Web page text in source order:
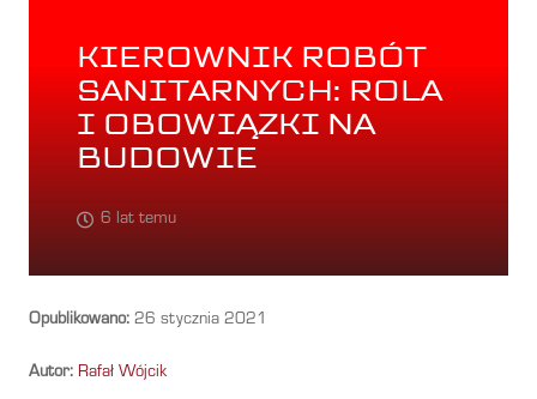
KIEROWNIK ROBÓT
SANITARNYCH: ROLA
I OBOWIĄZKI NA
BUDOWIE
6 lat temu
Opublikowano: 26 stycznia 2021
Autor: Rafał Wójcik